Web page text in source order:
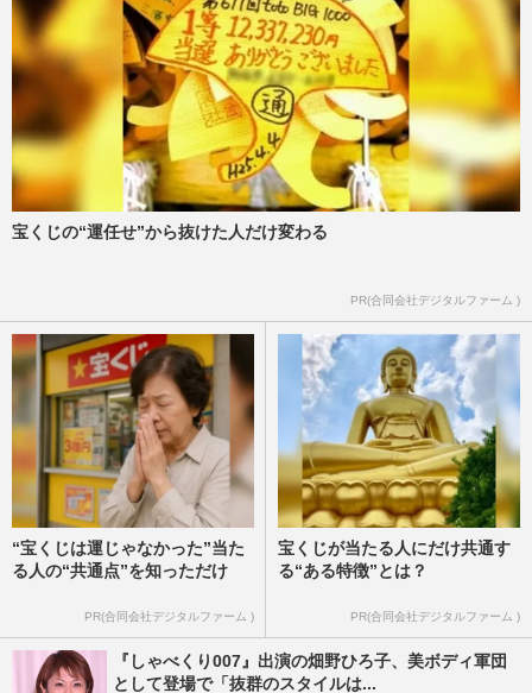
宝くじの“運任せ”から抜けた人だけ変わる
PR(合同会社デジタルファーム )
“宝くじは運じゃなかった”当た
る人の“共通点”を知っただけ
PR(合同会社デジタルファーム )
宝くじが当たる人にだけ共通す
る“ある特徴”とは？
PR(合同会社デジタルファーム )
『しゃべくり007』出演の畑野ひろ子、美ボディ軍団
として登場で「抜群のスタイルは...